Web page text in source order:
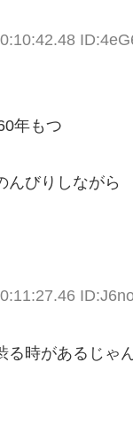
年もつ
んびりしながら
る時があるじゃ